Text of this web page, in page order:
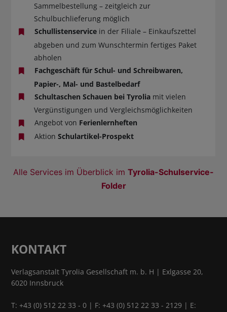
Sammelbestellung – zeitgleich zur
Schulbuchlieferung möglich
Schullistenservice in der Filiale – Einkaufszettel
abgeben und zum Wunschtermin fertiges Paket
abholen
Fachgeschäft für Schul- und Schreibwaren,
Papier-, Mal- und Bastelbedarf
Schultaschen Schauen bei Tyrolia mit vielen
Vergünstigungen und Vergleichsmöglichkeiten
Angebot von Ferienlernheften
AktionSchulartikel-Prospekt
Alle Services im Überblick im Tyrolia-Schulservice-
Folder
KONTAKT
Verlagsanstalt Tyrolia Gesellschaft m. b. H | Exlgasse 20,
6020 Innsbruck
T:+43 (0) 512 22 33 - 0 | F: +43 (0) 512 22 33 - 2129 | E: